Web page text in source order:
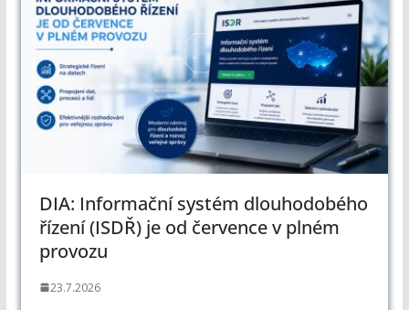
DIA: Informační systém dlouhodobého
řízení (ISDŘ) je od července v plném
provozu
23.7.2026